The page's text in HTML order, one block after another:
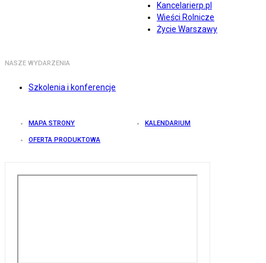
Kancelarierp.pl
Wieści Rolnicze
Życie Warszawy
NASZE WYDARZENIA
Szkolenia i konferencje
MAPA STRONY KALENDARIUM
OFERTA PRODUKTOWA